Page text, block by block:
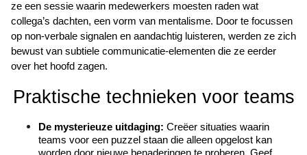
ze een sessie waarin medewerkers moesten raden wat
collega’s dachten, een vorm van mentalisme. Door te focussen
op non-verbale signalen en aandachtig luisteren, werden ze zich
bewust van subtiele communicatie-elementen die ze eerder
over het hoofd zagen.
Praktische technieken voor teams
De mysterieuze uitdaging: Creëer situaties waarin
teams voor een puzzel staan die alleen opgelost kan